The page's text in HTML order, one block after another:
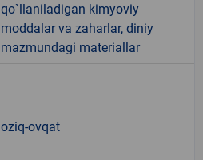
qo`llaniladigan kimyoviy
moddalar va zaharlar, diniy
mazmundagi materiallar
oziq-ovqat